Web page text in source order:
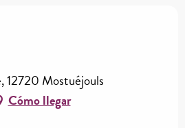
12720 Mostuéjouls
Cómo llegar